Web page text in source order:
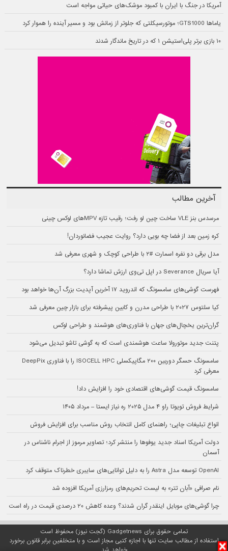
آمریکا در جنگ با ایران با کمبود موشک‌های حیاتی مواجه است
یاماها GTS1000؛ موتورسیکلتی که جلوتر از زمانش بود و مسیر آینده را هموار کرد
۱۰ بازی برتر پلی‌استیشن ۱ که در تاریخ ماندگار شدند
آخرین مطالب
مرسدس بنز VLE ساخت چین لو رفت؛ رقیب تازه MPVهای لوکس چینی
کره زمین بعد از فضا چه بویی دارد؟ روایت عجیب فضانوردان!
مدل برقی دو نفره اسمارت #۲ با طراحی کوچک و شهری معرفی شد
آیا سریال Severance در اپل تی‌وی ارزش تماشا دارد؟
فهرست گوشی‌های سامسونگ که اندروید ۱۷ آخرین آپدیت بزرگ آن‌ها خواهد بود
کیا سلتوس ۲۰۲۷ با طراحی مدرن و کابین پیشرفته برای بازار چین معرفی شد
گران‌ترین یخچال‌های جهان با فناوری‌های هوشمند و طراحی لوکس
پتنت جدید موتورولا ساعت هوشمندی است که به گوشی تاشو تبدیل می‌شود
سامسونگ حسگر دوربین ۲۰۰ مگاپیکسلی ISOCELL HPC را با فناوری DeepPix
معرفی کرد
سامسونگ قیمت گوشی‌های اقتصادی خود را افزایش داد!
شرایط فروش تویوتا راو ۴ مدل ۲۰۲۵ ره نیاز ایستا – مرداد ۱۴۰۵
انواع تبلیغات چاپی؛ راهنمای کامل انتخاب روش مناسب برای افزایش فروش
دولت آمریکا اسناد جدید یوفوها را منتشر کرد؛ تصاویر مرموز از اجرام ناشناس در
آسمان
OpenAI توسعه مدل Astra را به دلیل توانایی‌های سایبری خطرناک متوقف کرد
نام صرافی «آبان‌ تتر» به لیست تحریم‌های رمزارزی آمریکا افزوده شد
چرا گوشی‌های موبایل اینقدر گران شدند؟ وعده کاهش ۲۰ درصدی قیمت در راه است
تمامی حقوق برای Gadgetnews (گجت نیوز) محفوظ است
استفاده از مطالب سایت تنها با اجازه کتبی مجاز است و با متخلفین برابر قانون برخورد